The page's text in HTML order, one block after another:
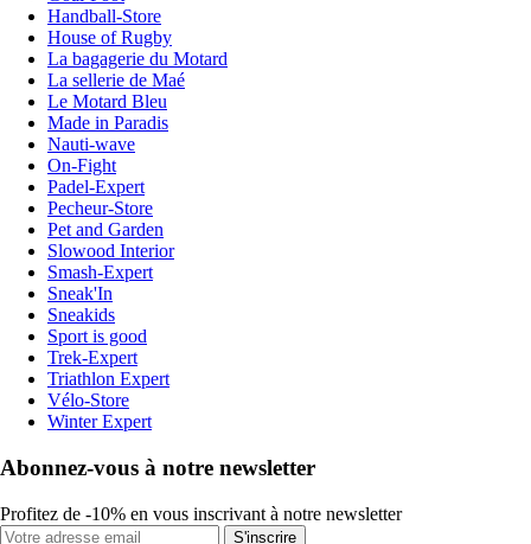
Handball-Store
House of Rugby
La bagagerie du Motard
La sellerie de Maé
Le Motard Bleu
Made in Paradis
Nauti-wave
On-Fight
Padel-Expert
Pecheur-Store
Pet and Garden
Slowood Interior
Smash-Expert
Sneak'In
Sneakids
Sport is good
Trek-Expert
Triathlon Expert
Vélo-Store
Winter Expert
Abonnez-vous à notre newsletter
Profitez de -10% en vous inscrivant à notre newsletter
S'inscrire